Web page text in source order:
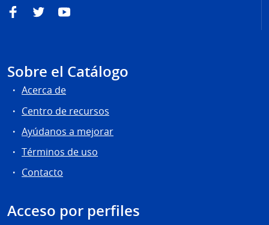
FacebookTwitterYouTube
Sobre el Catálogo
Acerca de
Centro de recursos
Ayúdanos a mejorar
Términos de uso
Contacto
Acceso por perfiles